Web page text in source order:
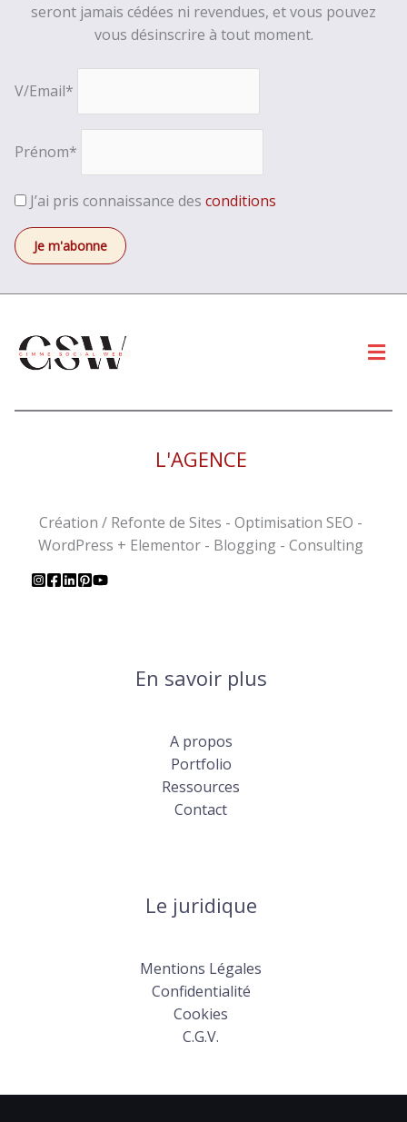
seront jamais cédées ni revendues, et vous pouvez
vous désinscrire à tout moment.
V/Email*
Prénom*
J’ai pris connaissance des conditions
L'AGENCE
Création / Refonte de Sites - Optimisation SEO -
WordPress + Elementor - Blogging - Consulting
En savoir plus
A propos
Portfolio
Ressources
Contact
Le juridique
Mentions Légales
Confidentialité
Cookies
C.G.V.